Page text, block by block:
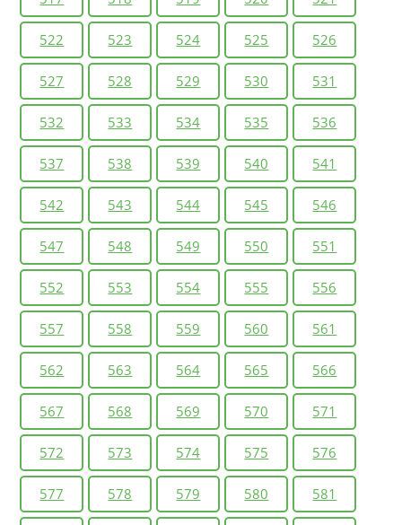
522 523 524 525 526
527 528 529 530 531
532 533 534 535 536
537 538 539 540 541
542 543 544 545 546
547 548 549 550 551
552 553 554 555 556
557 558 559 560 561
562 563 564 565 566
567 568 569 570 571
572 573 574 575 576
577 578 579 580 581